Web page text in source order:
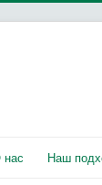
Наш